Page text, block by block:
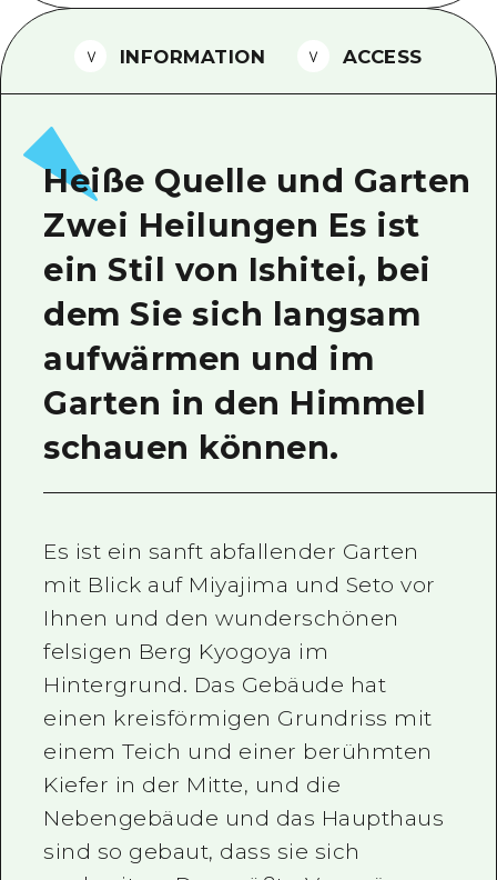
Foto-Download
Transportinformationen bei
INFORMATION ACCESS
Heiße Quelle und Garten
Zwei Heilungen Es ist
ein Stil von Ishitei, bei
dem Sie sich langsam
aufwärmen und im
Garten in den Himmel
schauen können.
Es ist ein sanft abfallender Garten
mit Blick auf Miyajima und Seto vor
Ihnen und den wunderschönen
felsigen Berg Kyogoya im
Hintergrund. Das Gebäude hat
einen kreisförmigen Grundriss mit
einem Teich und einer berühmten
Kiefer in der Mitte, und die
Nebengebäude und das Haupthaus
sind so gebaut, dass sie sich